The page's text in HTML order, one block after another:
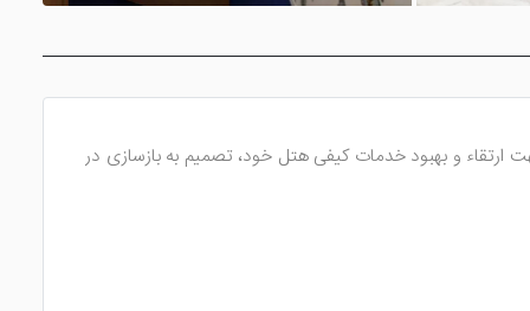
1383 افتتاح شده است. مدیریت هتل جهت ارتقاء و بهبود خدمات کیفی هتل خود، تصمیم به بازسازی در